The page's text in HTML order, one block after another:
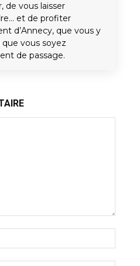
de vous laisser
et de profiter
d’Annecy, que vous y
vous soyez
de passage.
:*